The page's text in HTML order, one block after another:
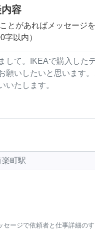
容
とがあればメッセージ
字以内）
セージで依頼者と仕事詳細のす